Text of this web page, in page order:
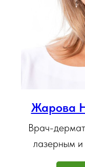
Жарова
Врач-
лазерным